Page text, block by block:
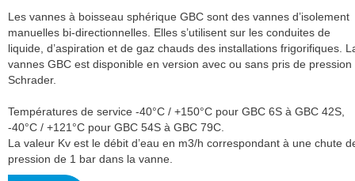
Les vannes à boisseau sphérique GBC sont des vannes d’isolement
manuelles bi-directionnelles. Elles s’utilisent sur les conduites de
liquide, d’aspiration et de gaz chauds des installations frigorifiques.
vannes GBC est disponible en version avec ou sans pris de pression
Schrader.
Températures de service -40°C / +150°C pour GBC 6S à GBC 42S,
-40°C / +121°C pour GBC 54S à GBC 79C.
La valeur Kv est le débit d’eau en m3/h correspondant à une chute
pression de 1 bar dans la vanne.